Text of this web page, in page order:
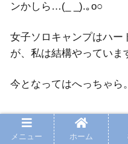
ンかしら…(_ _).｡o○
女子ソロキャンプはハー
が、私は結構やっていま
今となってはへっちゃ
みんなの感想
メニュー ホーム